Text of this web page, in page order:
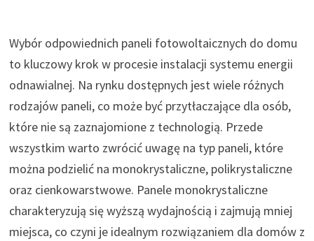
Wybór odpowiednich paneli fotowoltaicznych do domu
to kluczowy krok w procesie instalacji systemu energii
odnawialnej. Na rynku dostępnych jest wiele różnych
rodzajów paneli, co może być przytłaczające dla osób,
które nie są zaznajomione z technologią. Przede
wszystkim warto zwrócić uwagę na typ paneli, które
można podzielić na monokrystaliczne, polikrystaliczne
oraz cienkowarstwowe. Panele monokrystaliczne
charakteryzują się wyższą wydajnością i zajmują mniej
miejsca, co czyni je idealnym rozwiązaniem dla domów z